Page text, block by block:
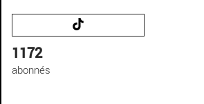
1172
abonnés